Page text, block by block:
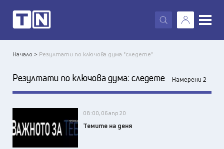
X
Начало > Резултати по ключова дума "следете"
Резултати по ключова дума: следете Намерени 2
08:00, 06 апр 20
Темите на деня